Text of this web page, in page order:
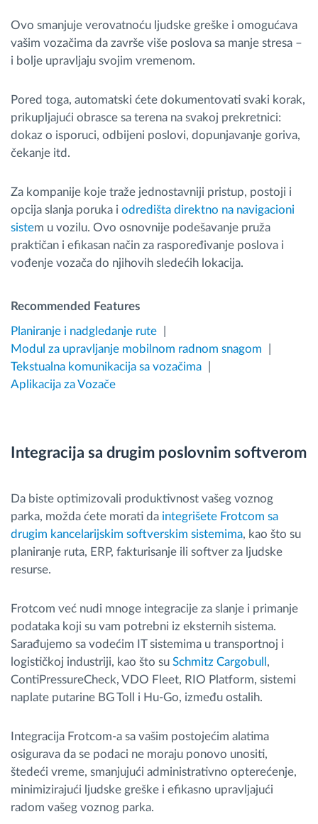
Ovo smanjuje verovatnoću ljudske greške i omogućava
vašim vozačima da završe više poslova sa manje stresa –
i bolje upravljaju svojim vremenom.
Pored toga, automatski ćete dokumentovati svaki korak,
prikupljajući obrasce sa terena na svakoj prekretnici:
dokaz o isporuci, odbijeni poslovi, dopunjavanje goriva,
čekanje itd.
Za kompanije koje traže jednostavniji pristup, postoji i
opcija slanja poruka i odredišta direktno na navigacioni
sistem u vozilu. Ovo osnovnije podešavanje pruža
praktičan i efikasan način za raspoređivanje poslova i
vođenje vozača do njihovih sledećih lokacija.
Recommended Features
Planiranje i nadgledanje rute
Modul za upravljanje mobilnom radnom snagom
Tekstualna komunikacija sa vozačima
Aplikacija za Vozače
Integracija sa drugim poslovnim softverom
Da biste optimizovali produktivnost vašeg voznog
parka, možda ćete morati da integrišete Frotcom sa
drugim kancelarijskim softverskim sistemima, kao što su
planiranje ruta, ERP, fakturisanje ili softver za ljudske
resurse.
Frotcom već nudi mnoge integracije za slanje i primanje
podataka koji su vam potrebni iz eksternih sistema.
Sarađujemo sa vodećim IT sistemima u transportnoj i
logističkoj industriji, kao što su Schmitz Cargobull ,
ContiPressureCheck, VDO Fleet, RIO Platform, sistemi
naplate putarine BG Toll i Hu-Go, između ostalih.
Integracija Frotcom-a sa vašim postojećim alatima
osigurava da se podaci ne moraju ponovo unositi,
štedeći vreme, smanjujući administrativno opterećenje,
minimizirajući ljudske greške i efikasno upravljajući
radom vašeg voznog parka.